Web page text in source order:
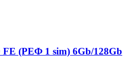
FE (РЕФ 1 sim) 6Gb/128Gb